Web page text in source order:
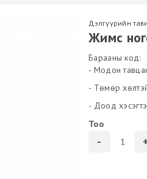
Дэлгүүрийн
Жимс
Барааны код:
- Модон
- Төмөр
- Доод
Тоо